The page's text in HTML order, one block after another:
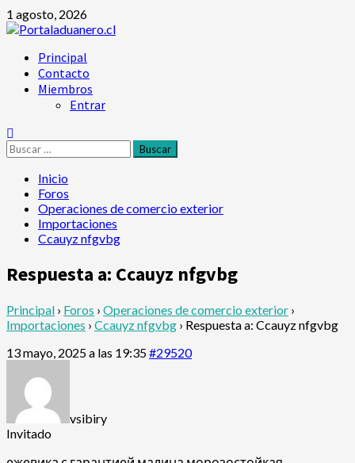
Saltar
al
1 agosto, 2026
Menú
principal
Principal
Contacto
Miembros
Entrar
Buscar:
Inicio
Foros
Operaciones de comercio exterior
Importaciones
Ccauyz nfgvbg
Respuesta a: Ccauyz nfgvbg
Principal › Foros › Operaciones de comercio exterior ›
Importaciones › Ccauyz nfgvbg › Respuesta a: Ccauyz nfgvbg
13 mayo, 2025 a las 19:35#29520
vsibiry
Invitado